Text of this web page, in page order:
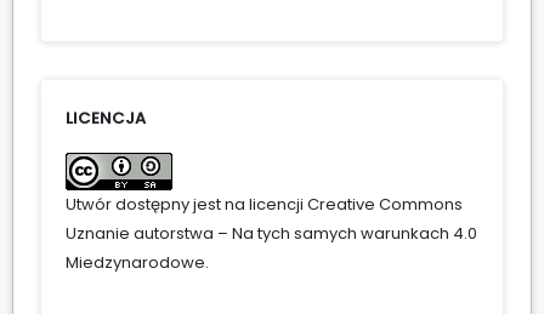
LICENCJA
Utwór dostępny jest na licencji Creative Commons
Uznanie autorstwa – Na tych samych warunkach 4.0
Miedzynarodowe.